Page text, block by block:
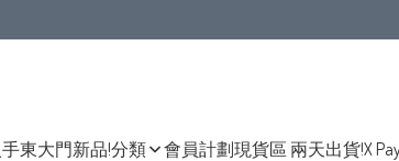
東大門新品!分類 會員計劃現貨區 兩天出貨!X